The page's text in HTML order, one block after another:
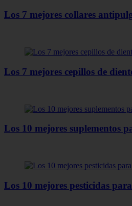
Los 7 mejores collares
Los 7 mejores cepillos de
Los 10 mejores suplementos
Los 10 mejores pesticidas